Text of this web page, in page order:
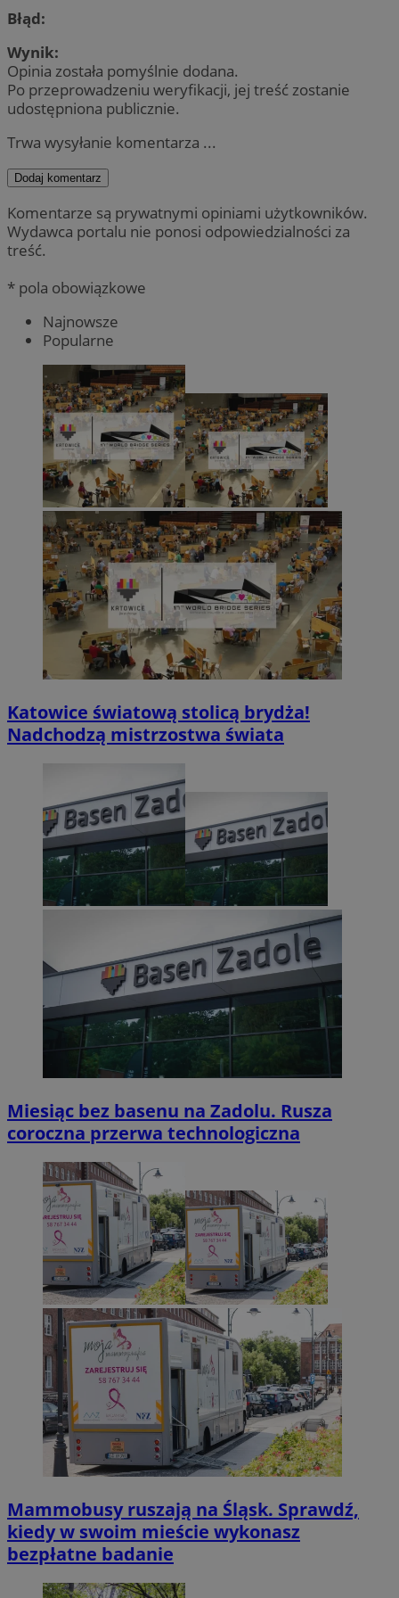
Błąd:
Wynik:
Opinia została pomyślnie dodana.
Po przeprowadzeniu weryfikacji, jej treść zostanie
udostępniona publicznie.
Trwa wysyłanie komentarza ...
Dodaj komentarz
Komentarze są prywatnymi opiniami użytkowników.
Wydawca portalu nie ponosi odpowiedzialności za
treść.
* pola obowiązkowe
Najnowsze
Popularne
Katowice światową stolicą brydża!
Nadchodzą mistrzostwa świata
Miesiąc bez basenu na Zadolu. Rusza
coroczna przerwa technologiczna
Mammobusy ruszają na Śląsk. Sprawdź,
kiedy w swoim mieście wykonasz
bezpłatne badanie